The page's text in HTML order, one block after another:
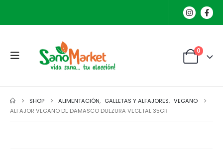
0
SHOP ALIMENTACIÓN, GALLETAS Y ALFAJORES, VEGANO
ALFAJOR VEGANO DE DAMASCO DULZURA VEGETAL 35GR